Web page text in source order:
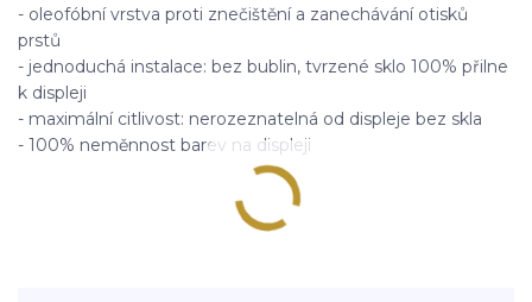
- oleofóbní vrstva proti znečištění a zanechávání otisků
prstů
- jednoduchá instalace: bez bublin, tvrzené sklo 100% přilne
k displeji
- maximální citlivost: nerozeznatelná od displeje bez skla
- 100% neměnnost barev na displeji